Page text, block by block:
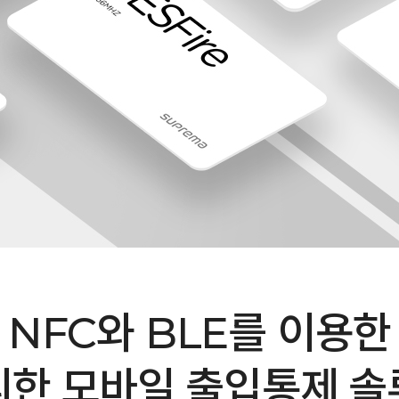
NFC와 BLE를 이용한
한 모바일 출입통제 솔